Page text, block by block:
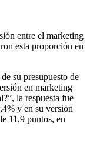
entre el marketing
esta proporción en
su presupuesto de
en marketing
la respuesta fue
y en su versión
11,9 puntos, en